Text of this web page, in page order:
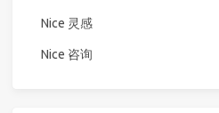
Nice 灵感
Nice 咨询